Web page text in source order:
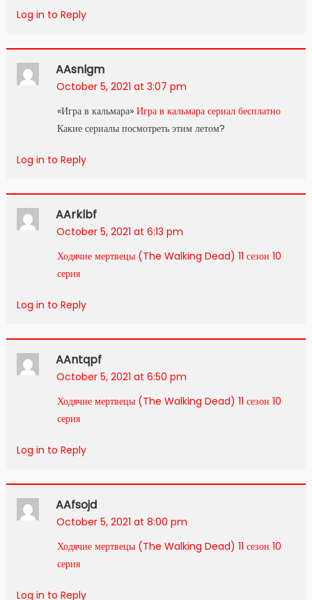
Log in to Reply
AAsnlgm
October 5, 2021 at 3:07 pm
«Игра в кальмара» Игра в кальмара сериал бесплатно
Какие сериалы посмотреть этим летом?
Log in to Reply
AArklbf
October 5, 2021 at 6:13 pm
Ходячие мертвецы (The Walking Dead) 11 сезон 10
серия
Log in to Reply
AAntqpf
October 5, 2021 at 6:50 pm
Ходячие мертвецы (The Walking Dead) 11 сезон 10
серия
Log in to Reply
AAfsojd
October 5, 2021 at 8:00 pm
Ходячие мертвецы (The Walking Dead) 11 сезон 10
серия
Log in to Reply